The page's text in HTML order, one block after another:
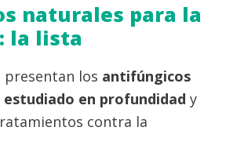
naturales para la
la lista
presentan los antifúngicos
en profundidad y
contra la